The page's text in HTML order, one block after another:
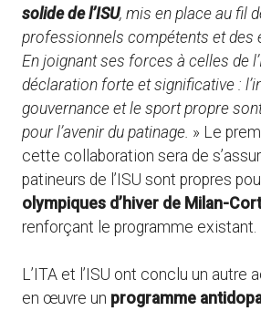
solide de l’ISU, mis en place au fil
professionnels compétents et des
En joignant ses forces à celles de
déclaration forte et significative :
gouvernance et le sport propre
pour l’avenir du patinage. » Le
cette collaboration sera de
patineurs de l’ISU sont propres
olympiques d’hiver de Milan-
renforçant le programme existant.
L’ITA et l’ISU ont conclu un autre
en œuvre un programme